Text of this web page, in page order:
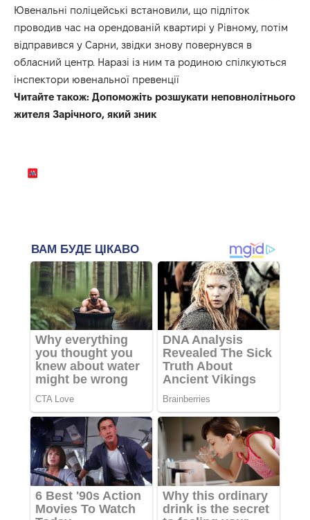
Ювенальні поліцейські встановили, що підліток
проводив час на орендованій квартирі у Рівному, потім
відправився у Сарни, звідки знову повернувся в
обласний центр. Наразі із ним та родиною спілкуються
інспектори ювенальної превенції
Читайте також: Допоможіть розшукати неповнолітнього
жителя Зарічного, який зник